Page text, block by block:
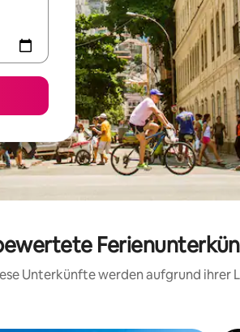
Unterkünfte werden aufgrund